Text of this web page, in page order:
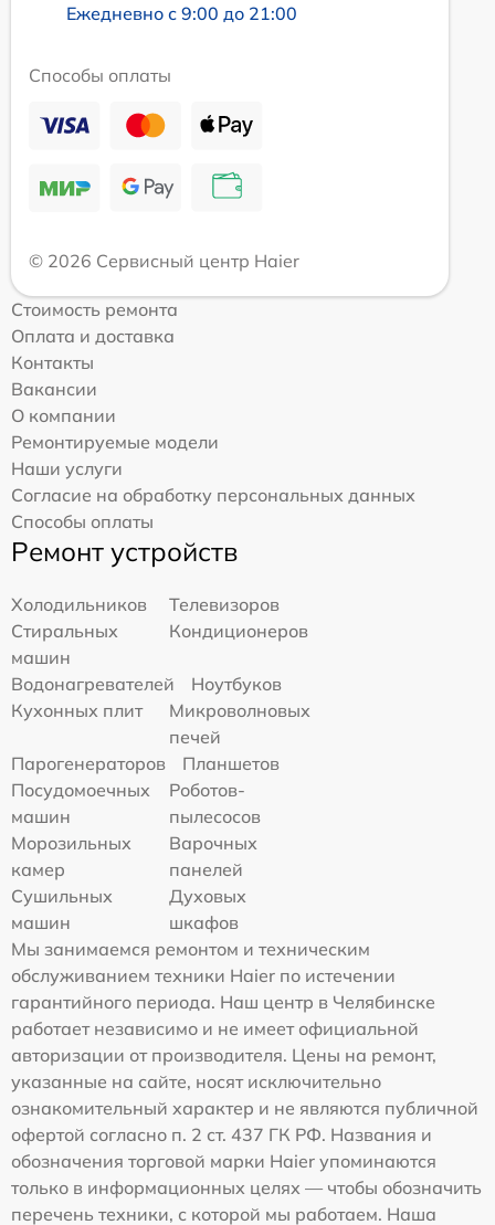
Ежедневно с 9:00 до 21:00
Способы оплаты
© 2026 Сервисный центр Haier
Стоимость ремонта
Оплата и доставка
Контакты
Вакансии
О компании
Ремонтируемые модели
Наши услуги
Согласие на обработку персональных данных
Способы оплаты
Ремонт устройств
Холодильников
Телевизоров
Стиральных
машин
Кондиционеров
Водонагревателей
Ноутбуков
Кухонных плит
Микроволновых
печей
Парогенераторов
Планшетов
Посудомоечных
машин
Роботов-
пылесосов
Морозильных
камер
Варочных
панелей
Сушильных
машин
Духовых
шкафов
Мы занимаемся ремонтом и техническим
обслуживанием техники Haier по истечении
гарантийного периода. Наш центр в Челябинске
работает независимо и не имеет официальной
авторизации от производителя. Цены на ремонт,
указанные на сайте, носят исключительно
ознакомительный характер и не являются публичной
офертой согласно п. 2 ст. 437 ГК РФ. Названия и
обозначения торговой марки Haier упоминаются
только в информационных целях — чтобы обозначить
перечень техники, с которой мы работаем. Наша